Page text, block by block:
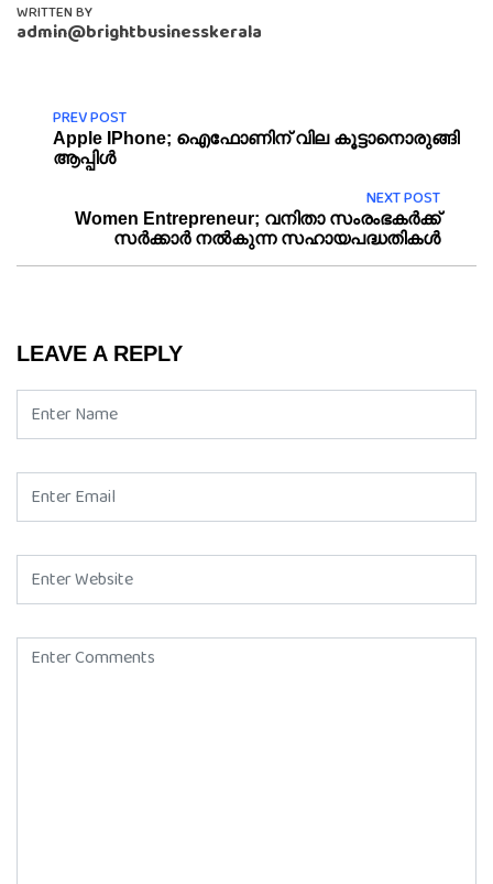
WRITTEN BY
admin@brightbusinesskerala
PREV POST
Apple IPhone; ഐഫോണിന് വില കൂട്ടാനൊരുങ്ങി
ആപ്പിൾ
NEXT POST
Women Entrepreneur; വനിതാ സംരംഭകർക്ക്
സർക്കാർ നൽകുന്ന സഹായപദ്ധതികൾ
LEAVE A REPLY